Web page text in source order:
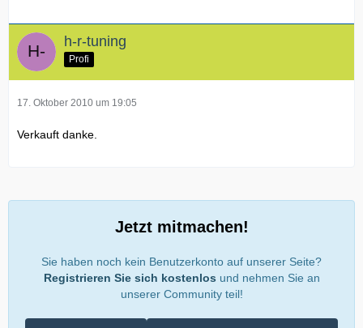
h-r-tuning
Profi
17. Oktober 2010 um 19:05
Verkauft danke.
Jetzt mitmachen!
Sie haben noch kein Benutzerkonto auf unserer Seite?
Registrieren Sie sich kostenlos und nehmen Sie an
unserer Community teil!